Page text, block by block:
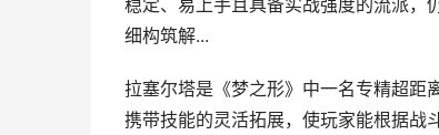
稳定、易上手且具备实战强度的流派，
细构筑解...
拉塞尔塔是《梦之形》中一名专精超距
携带技能的灵活拓展，使玩家能根据战